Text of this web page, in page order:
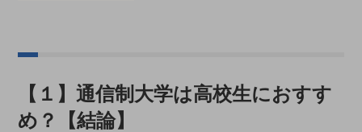
【１】通信制大学は高校生におすす
め？【結論】